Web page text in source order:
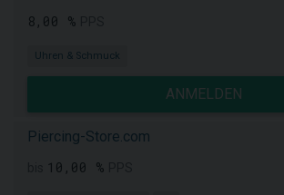
8,00 %
Uhren & Schmuck
ANMELDEN
Piercing-Store.com
10,00 %